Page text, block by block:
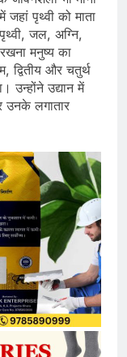
पृथ्वी को माता
जल, अग्नि,
मनुष्य का
द्वितीय और चतुर्थ
उन्होंने उद्यान में
उनके लगातार